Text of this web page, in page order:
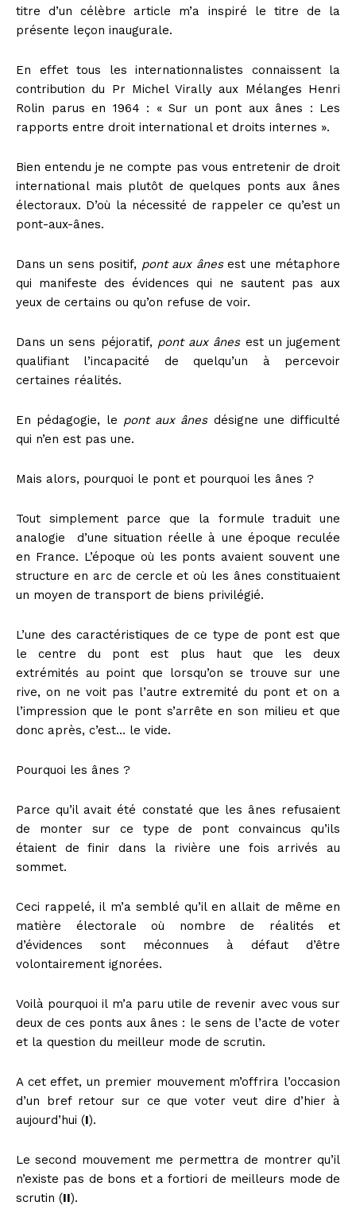
titre d’un célèbre article m’a inspiré le titre de la
présente leçon inaugurale.
En effet tous les internationnalistes connaissent la
contribution du Pr Michel Virally aux Mélanges Henri
Rolin parus en 1964 : « Sur un pont aux ânes : Les
rapports entre droit international et droits internes ».
Bien entendu je ne compte pas vous entretenir de droit
international mais plutôt de quelques ponts aux ânes
électoraux. D’où la nécessité de rappeler ce qu’est un
pont-aux-ânes.
Dans un sens positif, pont aux ânesest une métaphore
qui manifeste des évidences qui ne sautent pas aux
yeux de certains ou qu’on refuse de voir.
Dans un sens péjoratif, pont aux ânesest un jugement
qualifiant l’incapacité de quelqu’un à percevoir
certaines réalités.
En pédagogie, le pont aux ânesdésigne une difficulté
qui n’en est pas une.
Mais alors, pourquoi le pont et pourquoi les ânes ?
Tout simplement parce que la formule traduit une
analogie d’une situation réelle à une époque reculée
en France. L’époque où les ponts avaient souvent une
structure en arc de cercle et où les ânes constituaient
un moyen de transport de biens privilégié.
L’une des caractéristiques de ce type de pont est que
le centre du pont est plus haut que les deux
extrémités au point que lorsqu’on se trouve sur une
rive, on ne voit pas l’autre extremité du pont et on a
l’impression que le pont s’arrête en son milieu et que
donc après, c’est… le vide.
Pourquoi les ânes ?
Parce qu’il avait été constaté que les ânes refusaient
de monter sur ce type de pont convaincus qu’ils
étaient de finir dans la rivière une fois arrivés au
sommet.
Ceci rappelé, il m’a semblé qu’il en allait de même en
matière électorale où nombre de réalités et
d’évidences sont méconnues à défaut d’être
volontairement ignorées.
Voilà pourquoi il m’a paru utile de revenir avec vous sur
deux de ces ponts aux ânes : le sens de l’acte de voter
et la question du meilleur mode de scrutin.
A cet effet, un premier mouvement m’offrira l’occasion
d’un bref retour sur ce que voter veut dire d’hier à
aujourd’hui (I).
Le second mouvement me permettra de montrer qu’il
n’existe pas de bons et a fortiori de meilleurs mode de
scrutin (II).